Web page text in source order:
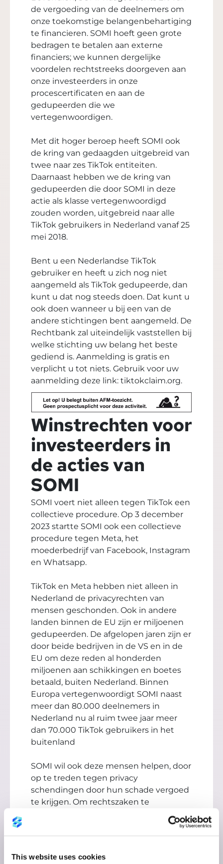
This website uses cookies
de vergoeding van de deelnemers om
onze toekomstige belangenbehartiging
te financieren. SOMI hoeft geen grote
bedragen te betalen aan externe
financiers; we kunnen dergelijke
voordelen rechtstreeks doorgeven aan
onze investeerders in onze
procescertificaten en aan de
gedupeerden die we
vertegenwoordigen.
Met dit hoger beroep heeft SOMI ook
de kring van gedaagden uitgebreid van
twee naar zes TikTok entiteiten.
Daarnaast hebben we de kring van
gedupeerden die door SOMI in deze
actie als klasse vertegenwoordigd
zouden worden, uitgebreid naar alle
TikTok gebruikers in Nederland vanaf 25
mei 2018.
Bent u een Nederlandse TikTok
gebruiker en heeft u zich nog niet
aangemeld als TikTok gedupeerde, dan
kunt u dat nog steeds doen. Dat kunt u
ook doen wanneer u bij een van de
andere stichtingen bent aangemeld. De
Rechtbank zal uiteindelijk vaststellen bij
welke stichting uw belang het beste
gediend is. Aanmelding is gratis en
verplicht u tot niets. Gebruik voor uw
aanmelding deze link: tiktokclaim.org.
Winstrechten voor
investeerders in
de acties van
SOMI
SOMI voert niet alleen tegen TikTok een
collectieve procedure. Op 3 december
2023 startte SOMI ook een collectieve
procedure tegen Meta, het
moederbedrijf van Facebook, Instagram
en Whatsapp.
TikTok en Meta hebben niet alleen in
Nederland de privacyrechten van
mensen geschonden. Ook in andere
landen binnen de EU zijn er miljoenen
gedupeerden. De afgelopen jaren zijn er
door beide bedrijven in de VS en in de
EU om deze reden al honderden
miljoenen aan schikkingen en boetes
betaald, buiten Nederland. Binnen
Europa vertegenwoordigt SOMI naast
meer dan 80.000 deelnemers in
Nederland nu al ruim twee jaar meer
dan 70.000 TikTok gebruikers in het
buitenland
SOMI wil ook deze mensen helpen, door
op te treden tegen privacy
schendingen door hun schade vergoed
te krijgen. Om rechtszaken te
Europa te vertegenwoordigen, gaat
SOMI winstrechten in